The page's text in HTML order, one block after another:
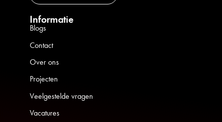
Informatie
Blogs
Contact
Over ons
Projecten
Veelgestelde vragen
Vacatures